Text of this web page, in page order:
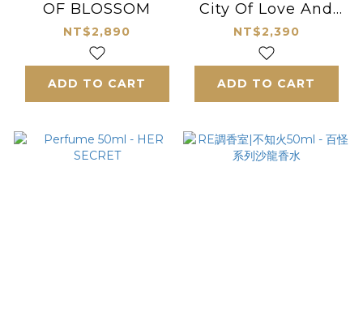
OF BLOSSOM
NT$2,890
ADD TO CART
City Of Love And
Joy
NT$2,390
ADD TO CART